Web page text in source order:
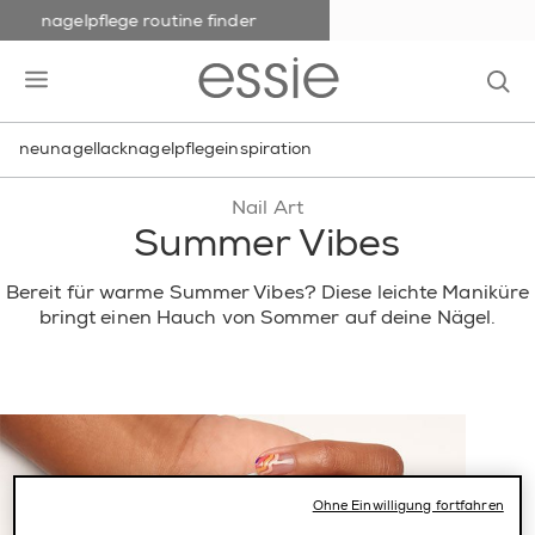
nagelpflege routine finder
neunagellacknagelpflegeinspiration
Nail Art
Summer Vibes
Bereit für warme Summer Vibes? Diese leichte Maniküre
bringt einen Hauch von Sommer auf deine Nägel.
Ohne Einwilligung fortfahren